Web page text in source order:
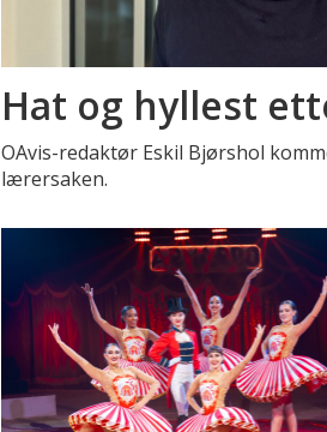
Hat og hyllest
OAvis-redaktør Eskil Bjørshol
lærersaken.